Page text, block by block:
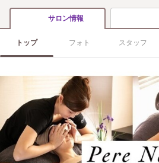
サロン情報
トップ フォト スタッフ